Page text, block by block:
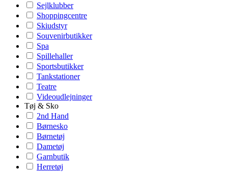
Sejlklubber
Shoppingcentre
Skiudstyr
Souvenirbutikker
Spa
Spillehaller
Sportsbutikker
Tankstationer
Teatre
Videoudlejninger
Tøj & Sko
2nd Hand
Børnesko
Børnetøj
Dametøj
Garnbutik
Herretøj